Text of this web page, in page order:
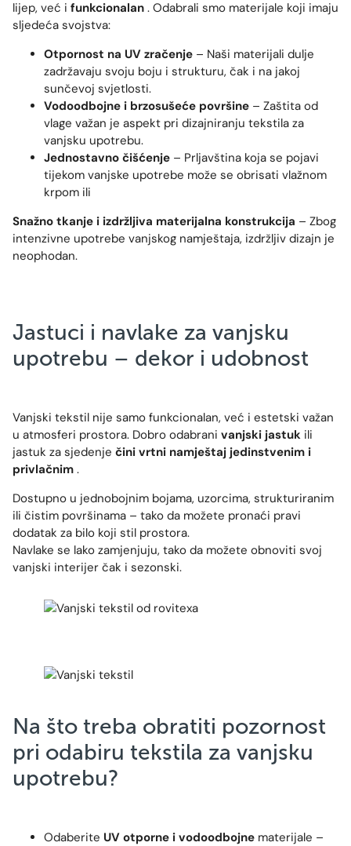
lijep, već i funkcionalan . Odabrali smo materijale koji imaju
sljedeća svojstva:
Otpornost na UV zračenje – Naši materijali dulje
zadržavaju svoju boju i strukturu, čak i na jakoj
sunčevoj svjetlosti.
Vodoodbojne i brzosušeće površine – Zaštita od
vlage važan je aspekt pri dizajniranju tekstila za
vanjsku upotrebu.
Jednostavno čišćenje – Prljavština koja se pojavi
tijekom vanjske upotrebe može se obrisati vlažnom
krpom ili
Snažno tkanje i izdržljiva materijalna konstrukcija – Zbog
intenzivne upotrebe vanjskog namještaja, izdržljiv dizajn je
neophodan.
Jastuci i navlake za vanjsku
upotrebu – dekor i udobnost
Vanjski tekstil nije samo funkcionalan, već i estetski važan
u atmosferi prostora. Dobro odabrani vanjski jastuk ili
jastuk za sjedenje čini vrtni namještaj jedinstvenim i
privlačnim .
Dostupno u jednobojnim bojama, uzorcima, strukturiranim
ili čistim površinama – tako da možete pronaći pravi
dodatak za bilo koji stil prostora.
Navlake se lako zamjenjuju, tako da možete obnoviti svoj
vanjski interijer čak i sezonski.
Na što treba obratiti pozornost
pri odabiru tekstila za vanjsku
upotrebu?
Odaberite UV otporne i vodoodbojne materijale –